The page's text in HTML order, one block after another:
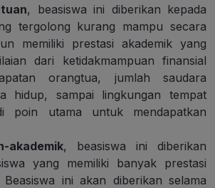
, beasiswa ini diberikan kepada
tergolong kurang mampu secara
memiliki prestasi akademik yang
dari ketidakmampuan finansial
orangtua, jumlah saudara
hidup, sampai lingkungan tempat
poin utama untuk mendapatkan
akademik, beasiswa ini diberikan
yang memiliki banyak prestasi
Beasiswa ini akan diberikan selama